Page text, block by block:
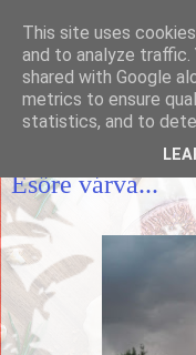
Házias
Esőre várva...
This site uses
and to analyze traffic.
shared with Google
metrics to ensure
statistics, and to